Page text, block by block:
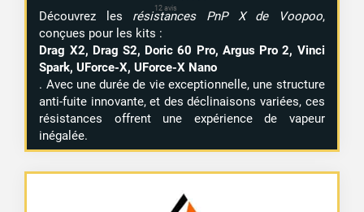
Découvrez les résistances PnP X de Voopoo,
conçues pour les kits :
Drag X2, Drag S2, Doric 60 Pro, Argus Pro 2, Vinci
Spark, UForce-X, UForce-X Nano
. Avec une durée de vie exceptionnelle, une structure
anti-fuite innovante, et des déclinaisons variées, ces
résistances offrent une expérience de vapeur
inégalée.